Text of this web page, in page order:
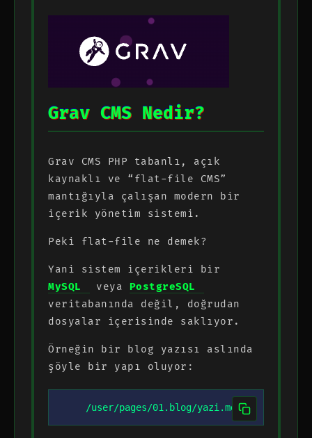
Grav CMS Nedir?
Grav CMS PHP tabanlı, açık
kaynaklı ve “flat-file CMS”
mantığıyla çalışan modern bir
içerik yönetim sistemi.
Peki flat-file ne demek?
Yani sistem içerikleri bir
MySQL
veya PostgreSQL
veritabanında değil, doğrudan
dosyalar içerisinde saklıyor.
Örneğin bir blog yazısı aslında
şöyle bir yapı oluyor:
/user/pages/01.blog/yazi.md